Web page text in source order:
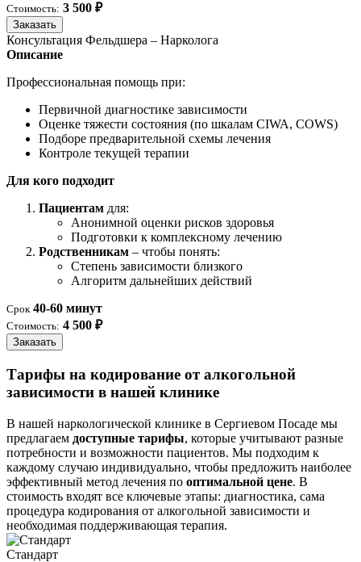
Стоимость: 3 500 ₽
Заказать
Консультация Фельдшера – Нарколога
Описание
Профессиональная помощь при:
Первичной диагностике зависимости
Оценке тяжести состояния (по шкалам CIWA, COWS)
Подборе предварительной схемы лечения
Контроле текущей терапии
Для кого подходит
Пациентам для:
Анонимной оценки рисков здоровья
Подготовки к комплексному лечению
Родственникам – чтобы понять:
Степень зависимости близкого
Алгоритм дальнейших действий
Срок 40-60 минут
Стоимость: 4 500 ₽
Заказать
Тарифы на кодирование от алкогольной
зависимости в нашей клинике
В нашей наркологической клинике в Сергиевом Посаде мы
предлагаем доступные тарифы, которые учитывают разные
потребности и возможности пациентов. Мы подходим к
каждому случаю индивидуально, чтобы предложить наиболее
эффективный метод лечения по оптимальной цене. В
стоимость входят все ключевые этапы: диагностика, сама
процедура кодирования от алкогольной зависимости и
необходимая поддерживающая терапия.
Стандарт